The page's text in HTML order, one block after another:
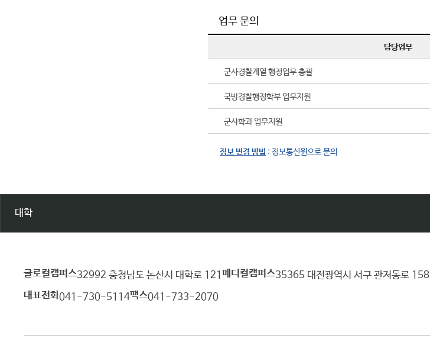
업무 문의
담당업무
군사경찰계열 행정업무 총괄
국방경찰행정학부 업무지원
군사학과 업무지원
정보 변경 방법 : 정보통신원으로 문의
대학
건
양
교
글로컬캠퍼스 32992 충청남도 논산시 대학로 121 메디컬캠퍼스 35365 대전광역시 서구 관저동로 158
대표전화 041-730-5114 팩스 041-733-2070